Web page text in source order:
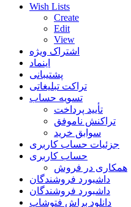
Wish Lists
Create
Edit
View
اشتراک ویژه
اینماد
پشتیبانی
تراکت تبلیغاتی
تسویه حساب
تأیید پرداخت
تراکنش ناموفق
سوابق خرید
جزئیات حساب کاربری
حساب کاربری
همکاری در فروش
داشبورد فروشندگان
داشبورد فروشندگان
دانلود براش فتوشاپ